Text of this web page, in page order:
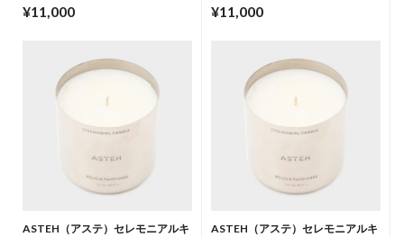
¥11,000 ¥11,000
ASTEH（アステ）セレモニアルキ
ASTEH（アステ）セレモニアルキ